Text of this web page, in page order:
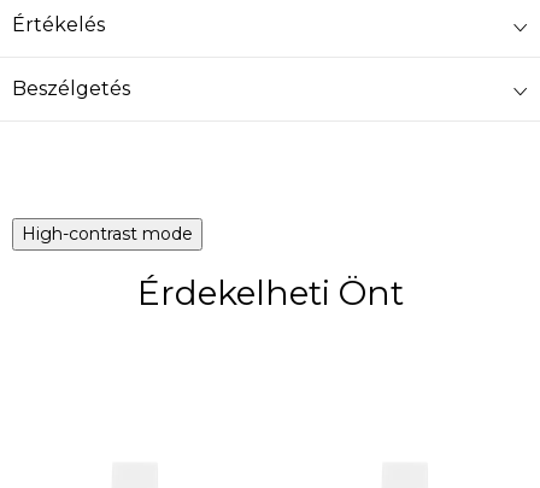
Értékelés
Beszélgetés
High-contrast mode
Érdekelheti Önt